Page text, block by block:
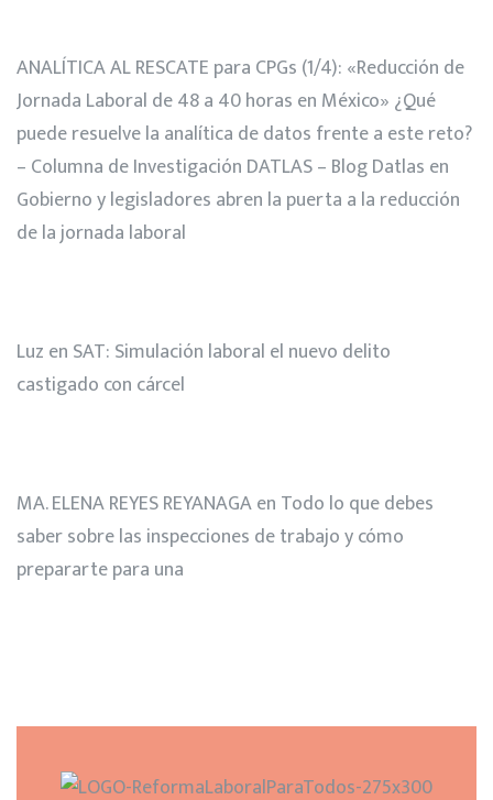
ANALÍTICA AL RESCATE para CPGs (1/4): «Reducción de
Jornada Laboral de 48 a 40 horas en México» ¿Qué
puede resuelve la analítica de datos frente a este reto?
– Columna de Investigación DATLAS – Blog Datlas en
Gobierno y legisladores abren la puerta a la reducción
de la jornada laboral
Luz en SAT: Simulación laboral el nuevo delito
castigado con cárcel
MA. ELENA REYES REYANAGAen Todo lo que debes
saber sobre las inspecciones de trabajo y cómo
prepararte para una